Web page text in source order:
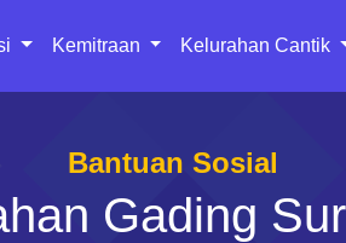
Kemitraan Kelurahan Cantik
Bantuan Sosial
Gading